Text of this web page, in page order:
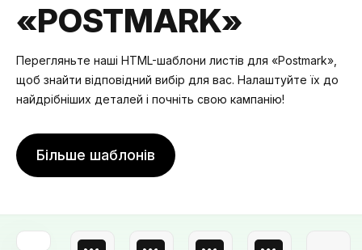
«POSTMARK»
Перегляньте наші HTML-шаблони листів для «Postmark»,
щоб знайти відповідний вибір для вас. Налаштуйте їх до
найдрібніших деталей і почніть свою кампанію!
Більше шаблонів